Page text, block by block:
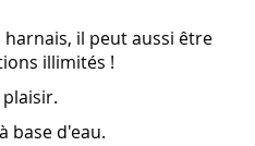
il peut aussi être
illimités !
base d'eau.